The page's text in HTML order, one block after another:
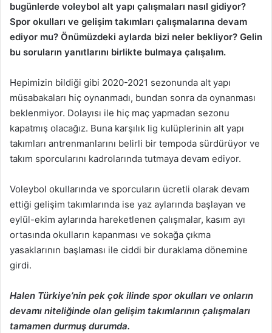
bugünlerde voleybol alt yapı çalışmaları nasıl gidiyor?
Spor okulları ve gelişim takımları çalışmalarına devam
ediyor mu? Önümüzdeki aylarda bizi neler bekliyor? Gelin
bu soruların yanıtlarını birlikte bulmaya çalışalım.
Hepimizin bildiği gibi 2020-2021 sezonunda alt yapı
müsabakaları hiç oynanmadı, bundan sonra da oynanması
beklenmiyor. Dolayısı ile hiç maç yapmadan sezonu
kapatmış olacağız. Buna karşılık lig kulüplerinin alt yapı
takımları antrenmanlarını belirli bir tempoda sürdürüyor ve
takım sporcularını kadrolarında tutmaya devam ediyor.
Voleybol okullarında ve sporcuların ücretli olarak devam
ettiği gelişim takımlarında ise yaz aylarında başlayan ve
eylül-ekim aylarında hareketlenen çalışmalar, kasım ayı
ortasında okulların kapanması ve sokağa çıkma
yasaklarının başlaması ile ciddi bir duraklama dönemine
girdi.
Halen Türkiye’nin pek çok ilinde spor okulları ve onların
devamı niteliğinde olan gelişim takımlarının çalışmaları
tamamen durmuş durumda.